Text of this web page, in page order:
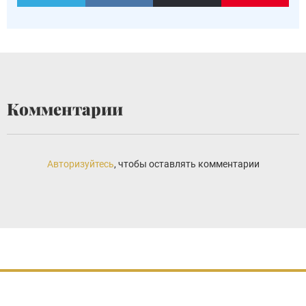
Комментарии
Авторизуйтесь, чтобы оставлять комментарии